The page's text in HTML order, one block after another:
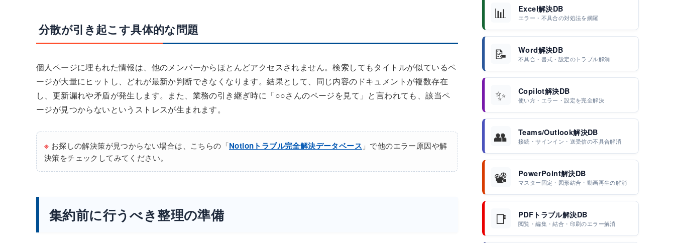
分散が引き起こす具体的な問題
個人ページに埋もれた情報は、他のメンバーからほとんどアクセスされません。検索してもタイトルが似ているペ
ージが大量にヒットし、どれが最新か判断できなくなります。結果として、同じ内容のドキュメントが複数存在
し、更新漏れや矛盾が発生します。また、業務の引き継ぎ時に「○○さんのページを見て」と言われても、該当ペ
ージが見つからないというストレスが生まれます。
※ お探しの解決策が見つからない場合は、こちらの「Notionトラブル完全解決データベース 」で他のエラー原因や解
決策をチェックしてみてください。
集約前に行うべき整理の準備
📊 Excel解決DB
エラー・不具合の対処法を網羅
📝 Word解決DB
不具合・書式・設定のトラブル解消
✨ Copilot解決DB
使い方・エラー・設定を完全解決
👥 Teams/Outlook解決DB
接続・サインイン・送受信の不具合解消
📽️ PowerPoint解決DB
マスター固定・図形結合・動画再生の解消
📑 PDFトラブル解決DB
閲覧・編集・結合・印刷のエラー解消